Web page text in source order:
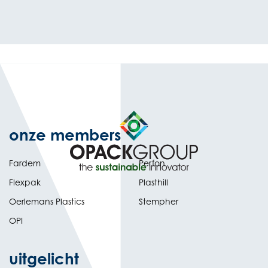
onze members
Fardem
Flexpak
Oerlemans Plastics
OPI
Perfon
Plasthill
Stempher
uitgelicht